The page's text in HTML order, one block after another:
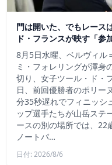
門は開いた、でもレー
ド・フランスが映す「参
8月5日水曜、ベルヴィル
ミ・フォレリングが渾身
切り、女子ツール・ド・
日、前回優勝者のポリー
分35秒遅れでフィニッシ
ップ選手たちが山岳ステ
ースの別の場所では、22
ノートパ…
日付: 2026/8/6